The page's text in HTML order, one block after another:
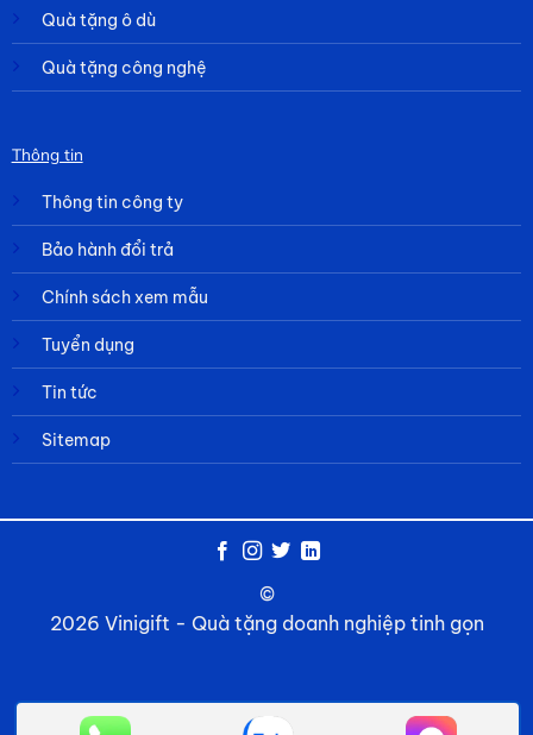
Quà tặng ô dù
Quà tặng công nghệ
Thông tin
Thông tin công ty
Bảo hành đổi trả
Chính sách xem mẫu
Tuyển dụng
Tin tức
Sitemap
©
2026 Vinigift - Quà tặng doanh nghiệp tinh gọn